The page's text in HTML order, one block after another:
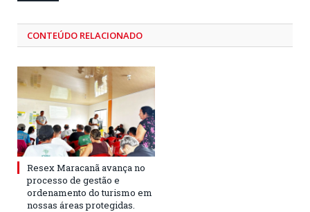
CONTEÚDO RELACIONADO
Resex Maracanã avança no
processo de gestão e
ordenamento do turismo em
nossas áreas protegidas.